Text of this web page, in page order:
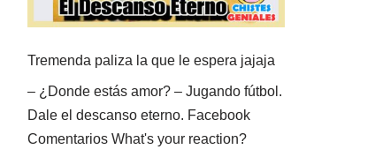
Tremenda paliza la que le espera jajaja
– ¿Donde estás amor? – Jugando fútbol.
Dale el descanso eterno. Facebook
Comentarios What's your reaction?